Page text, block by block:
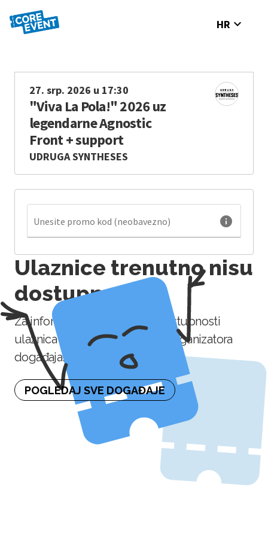
HR expand_more
27. srp. 2026 u 17:30
"Viva La Pola!" 2026 uz
legendarne Agnostic
Front + support
UDRUGA SYNTHESES
Unesite promo kod (neobavezno) info
Ulaznice trenutno nisu
dostupne
Za informaciju o naknadnoj dostupnosti
ulaznica molimo kontaktirajte organizatora
događaja.
POGLEDAJ SVE DOGAĐAJE